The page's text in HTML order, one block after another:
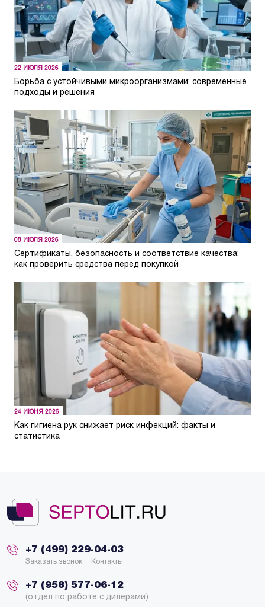
22 ИЮЛЯ 2026
Борьба с устойчивыми микроорганизмами: современные
подходы и решения
08 ИЮЛЯ 2026
Сертификаты, безопасность и соответствие качества:
как проверить средства перед покупкой
24 ИЮНЯ 2026
Как гигиена рук снижает риск инфекций: факты и
статистика
+7 (499) 229-04-03
Заказать звонок Контакты
+7 (958) 577-06-12
(отдел по работе с дилерами)